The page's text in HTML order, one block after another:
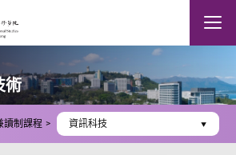
hong Kong Mobile
術
讀制課程 資訊科技